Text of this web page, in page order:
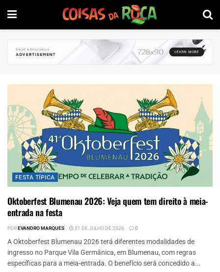
FESTA TÍPICA
Oktoberfest Blumenau 2026: Veja quem tem direito à meia-
entrada na festa
POREVANDRO MARQUES 31 DE JULHO DE 2026 0
A Oktoberfest Blumenau 2026 terá diferentes modalidades de
ingresso no Parque Vila Germânica, em Blumenau, com regras
específicas para a meia-entrada. O benefício será concedido a...